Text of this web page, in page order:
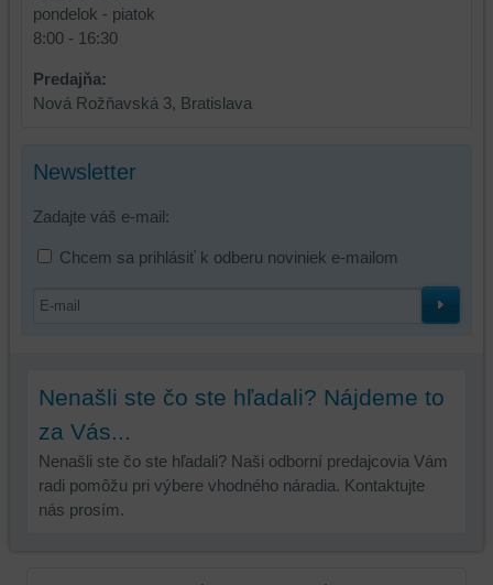
pondelok - piatok
8:00 - 16:30
Predajňa:
Nová Rožňavská 3, Bratislava
Newsletter
Zadajte váš e-mail:
Chcem sa prihlásiť k odberu noviniek e-mailom
Nenašli ste čo ste hľadali? Nájdeme to
za Vás...
Nenašli ste čo ste hľadali? Naši odborní predajcovia Vám
radi pomôžu pri výbere vhodného náradia. Kontaktujte
nás prosím.